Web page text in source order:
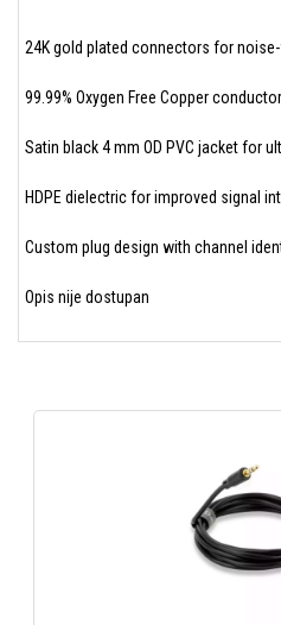
24K gold plated connectors for
99.99% Oxygen Free Copper
Satin black 4 mm OD PVC jacket for
HDPE dielectric for improved signal
Custom plug design with channel
Opis nije dostupan